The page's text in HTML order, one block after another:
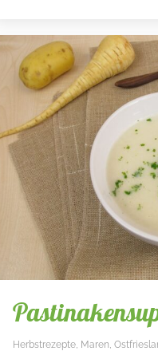
Herbstrezepte, Maren,